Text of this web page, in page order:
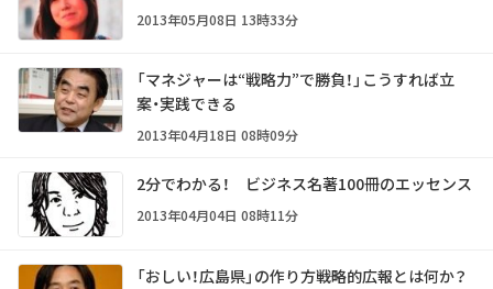
2013年05月08日 13時33分
「マネジャーは“戦略力”で勝負！」こうすれば立
案・実践できる
2013年04月18日 08時09分
2分でわかる！ ビジネス名著100冊のエッセンス
2013年04月04日 08時11分
「おしい！広島県」の作り方――戦略的広報とは何か？